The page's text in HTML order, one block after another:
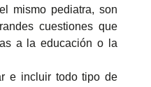
mismo pediatra, son
cuestiones que
a la educación o la
e incluir todo tipo de